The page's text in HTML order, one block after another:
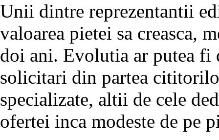
Unii dintre reprezentantii
valoarea pietei sa creasca,
doi ani. Evolutia ar putea fi
solicitari din partea
specializate, altii de cele
ofertei inca modeste de pe